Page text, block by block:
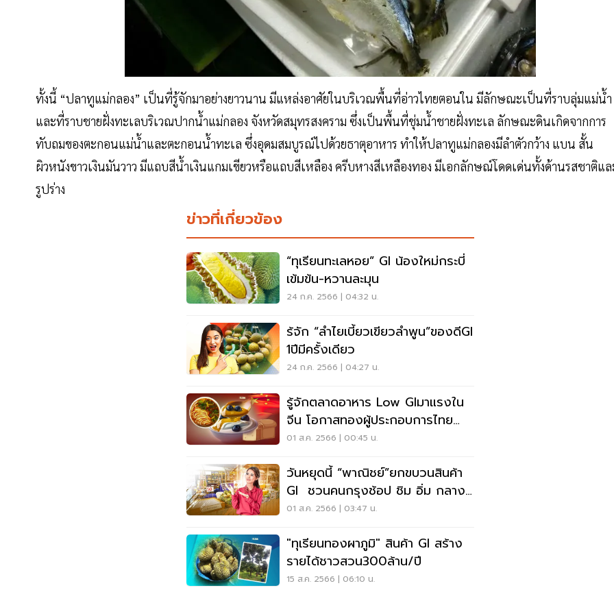
ทั้งนี้ “ปลาทูแม่กลอง” เป็นที่รู้จักมาอย่างยาวนาน มีแหล่งอาศัยในบริเวณพื้นที่อ่าวไทยตอนใน มีลักษณะเป็นที่ราบลุ่มแม่น้ำ
และที่ราบชายฝั่งทะเลบริเวณปากน้ำแม่กลอง จังหวัดสมุทรสงคราม ซึ่งเป็นพื้นที่ชุ่มน้ำชายฝั่งทะเล ลักษณะดินเกิดจากการ
ทับถมของตะกอนแม่น้ำและตะกอนน้ำทะเล ซึ่งอุดมสมบูรณ์ไปด้วยธาตุอาหาร ทำให้ปลาทูแม่กลองมีลำตัวกว้าง แบน สั้น
ผิวหนังขาวเงินมันวาว มีแถบสีน้ำเงินแกมเขียวหรือแถบสีเหลือง ครีบหางสีเหลืองทอง มีเอกลักษณ์โดดเด่นทั้งด้านรสชาติแ
รูปร่าง
ข่าวที่เกี่ยวข้อง
“ทุเรียนทะเลหอย” GI น้องใหม่กระบี่
เข้มข้น-หวานละมุน
24 ก.ค. 2566 | 04:32 น.
ร้จัก “ลำไยเบี้ยวเขียวลำพูน”ของดีGI
1ปีมีครั้งเดียว
24 ก.ค. 2566 | 04:27 น.
รู้จักตลาดอาหาร Low GIมาแรงใน
จีน โอกาสทองผู้ประกอบการไทย
สร้างเงิน
01 ส.ค. 2566 | 00:45 น.
วันหยุดนี้ “พาณิชย์”ยกขบวนสินค้า
GI ชวนคนกรุงช้อป ชิม อิ่ม กลาง
กรุง
01 ส.ค. 2566 | 03:47 น.
"ทุเรียนทองผาภูมิ" สินค้า GI สร้าง
รายได้ชาวสวน300ล้าน/ปี
15 ส.ค. 2566 | 06:10 น.